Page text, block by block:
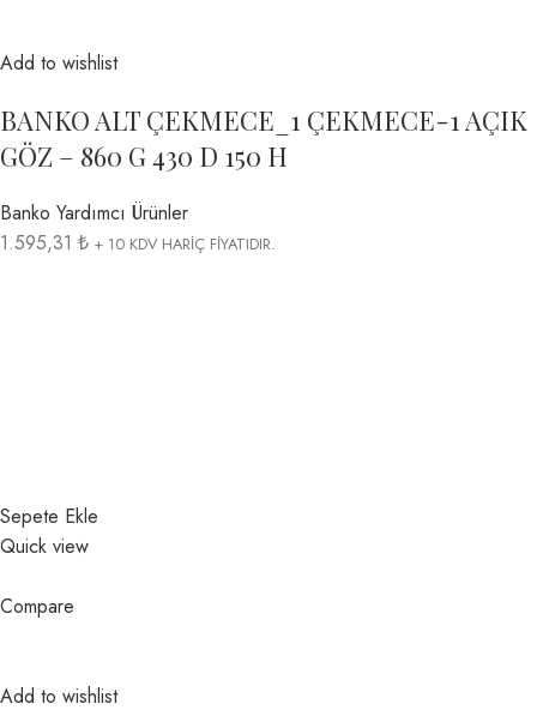
Add to wishlist
BANKO ALT ÇEKMECE_1 ÇEKMECE-1 AÇIK
GÖZ – 860 G 430 D 150 H
Banko Yardımcı Ürünler
1.595,31 ₺ + 10 KDV HARİÇ FİYATIDIR.
Sepete Ekle
Quick view
Compare
Add to wishlist